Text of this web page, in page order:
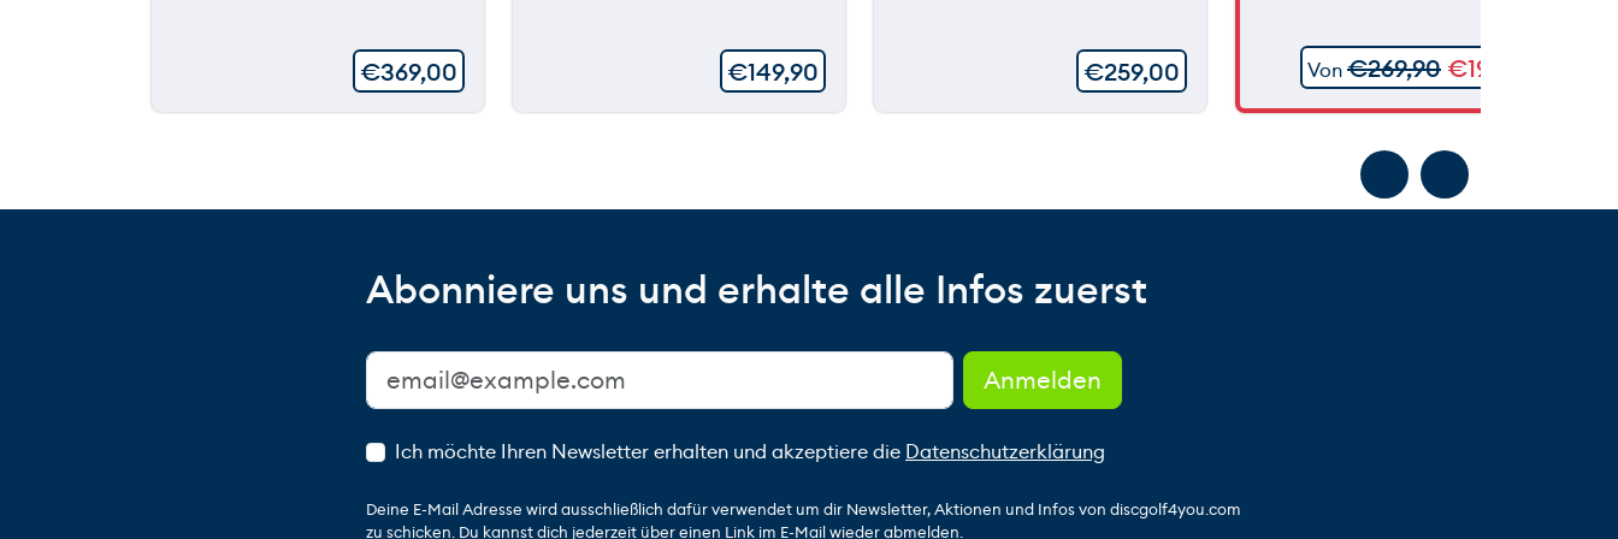
€369,00 €149,90 €259,00 Von€269,90€199,90
Abonniere uns und erhalte alle Infos zuerst
Ich möchte Ihren Newsletter erhalten und akzeptiere die Datenschutzerklärung
Deine E-Mail Adresse wird ausschließlich dafür verwendet um dir Newsletter, Aktionen und Infos von discgolf4you.com
zu schicken. Du kannst dich jederzeit über einen Link im E-Mail wieder abmelden.